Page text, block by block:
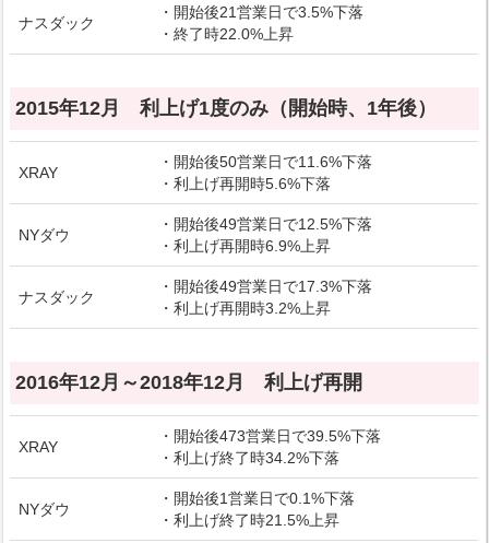
ナスダック
・開始後21営業日で3.5%下落
・終了時22.0%上昇
2015年12月 利上げ1度のみ（開始時、1年後）
XRAY
・開始後50営業日で11.6%下落
・利上げ再開時5.6%下落
NYダウ
・開始後49営業日で12.5%下落
・利上げ再開時6.9%上昇
ナスダック
・開始後49営業日で17.3%下落
・利上げ再開時3.2%上昇
2016年12月～2018年12月 利上げ再開
XRAY
・開始後473営業日で39.5%下落
・利上げ終了時34.2%下落
NYダウ
・開始後1営業日で0.1%下落
・利上げ終了時21.5%上昇